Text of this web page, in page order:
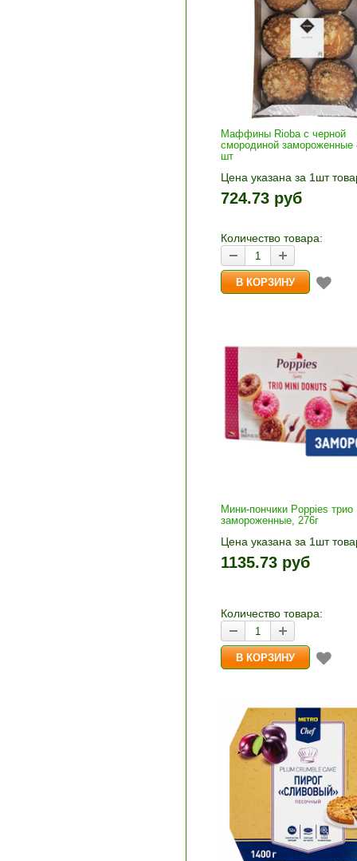
Маффины Rioba с черной
смородиной замороженные
шт
Цена указана за 1шт
1шт прибавляется
и «-». Выберите нужное
корзину»
724.73 руб
Количество товара:
Мини-пончики Poppies трио
замороженные, 276г
Цена указана за 1шт
1шт прибавляется
и «-». Выберите нужное
1135.73 руб
Количество товара: